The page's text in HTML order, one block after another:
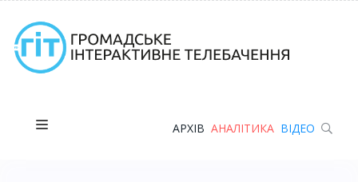
АРХІВ АНАЛІТИКА ВІДЕО